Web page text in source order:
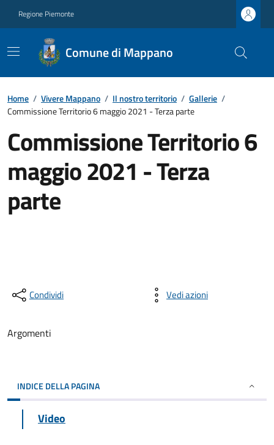
Regione Piemonte
Comune di Mappano
Home / Vivere Mappano / Il nostro territorio / Gallerie /
Commissione Territorio 6 maggio 2021 - Terza parte
Commissione Territorio 6
maggio 2021 - Terza
parte
Condividi Vedi azioni
Argomenti
INDICE DELLA PAGINA
Video